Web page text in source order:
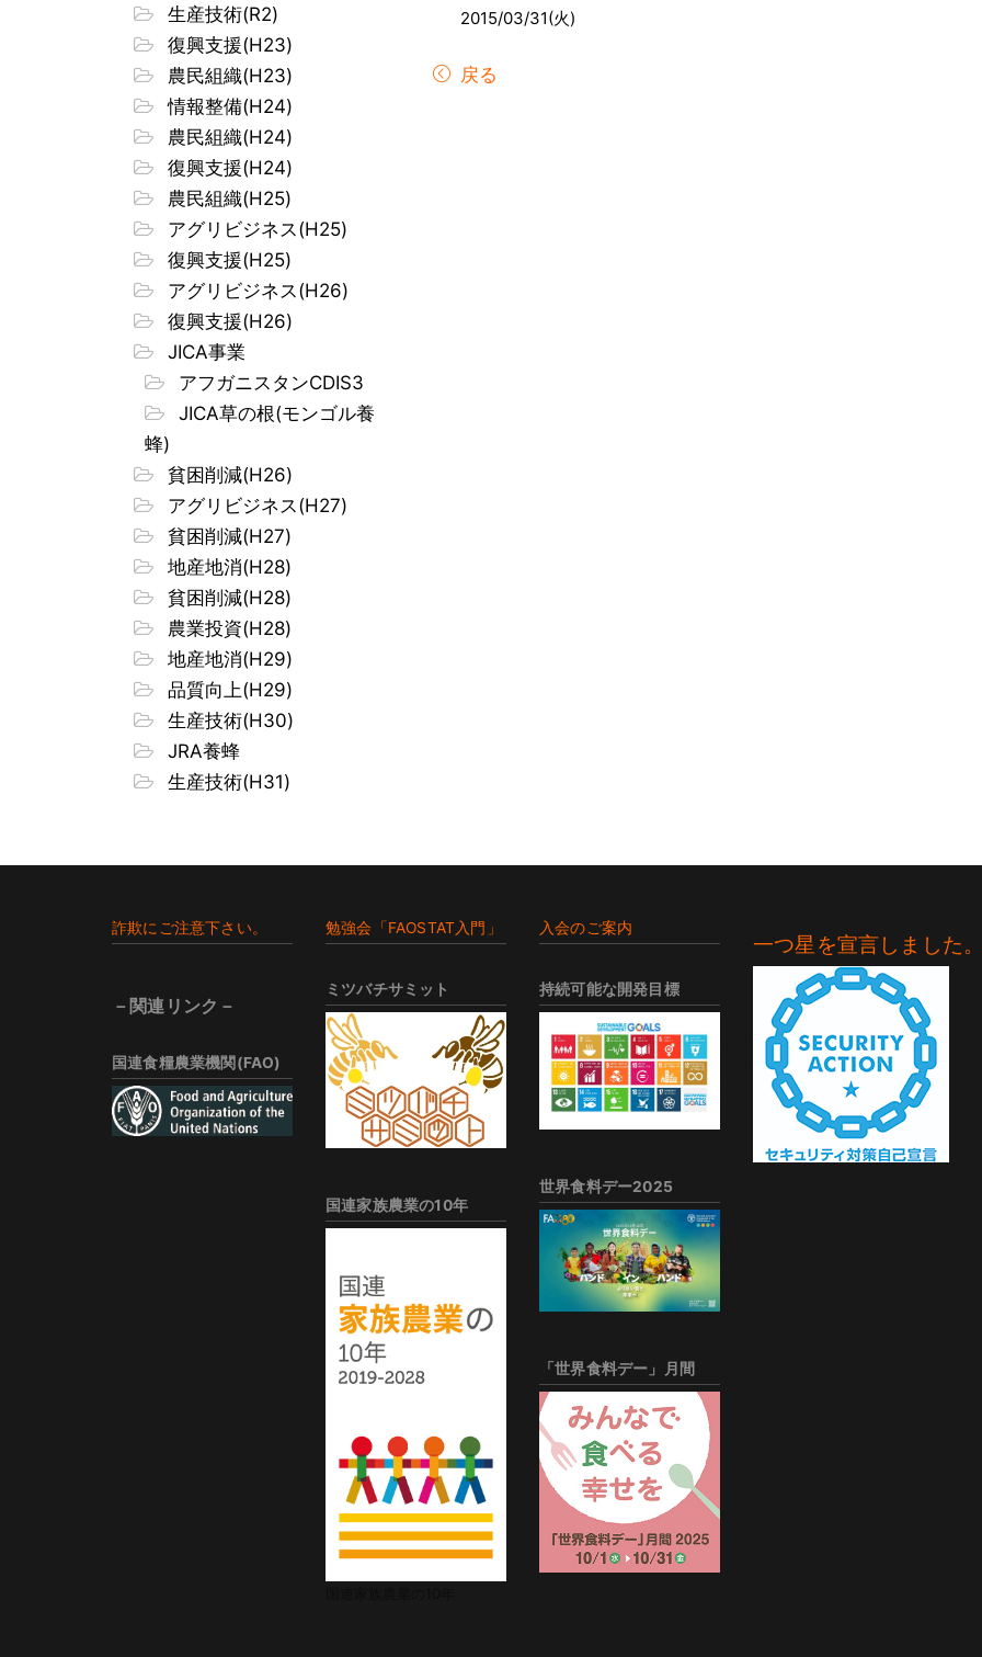
生産技術(R2)
復興支援(H23)
農民組織(H23)
情報整備(H24)
農民組織(H24)
復興支援(H24)
農民組織(H25)
アグリビジネス(H25)
復興支援(H25)
アグリビジネス(H26)
復興支援(H26)
JICA事業
アフガニスタンCDIS3
JICA草の根(モンゴル養
蜂)
貧困削減(H26)
アグリビジネス(H27)
貧困削減(H27)
地産地消(H28)
貧困削減(H28)
農業投資(H28)
地産地消(H29)
品質向上(H29)
生産技術(H30)
JRA養蜂
生産技術(H31)
2015/03/31(火)
戻る
詐欺にご注意下さい。
－関連リンク－
国連食糧農業機関(FAO)
勉強会「FAOSTAT入門」
ミツバチサミット
国連家族農業の10年
入会のご案内
持続可能な開発目標
世界食料デー2025
「世界食料デー」月間
一つ星を宣言しました